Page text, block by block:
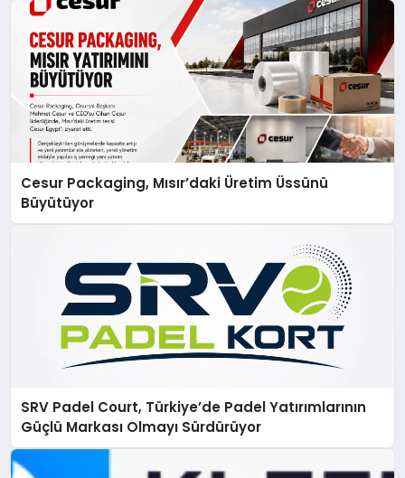
Cesur Packaging, Mısır’daki Üretim Üssünü
Büyütüyor
SRV Padel Court, Türkiye’de Padel Yatırımlarının
Güçlü Markası Olmayı Sürdürüyor